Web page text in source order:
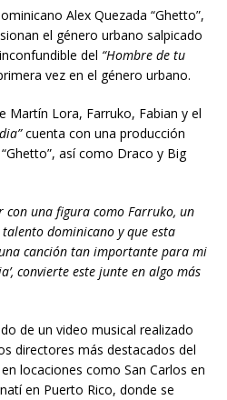
Alex Quezada “Ghetto”,
el género urbano salpicado
del “Hombre de tu
vez en el género urbano.
Martín Lora, Farruko, Fabian y el
cuenta con una producción
así como Draco y Big
con una figura como Farruko, un
dominicano y que esta
canción tan importante para mi
convierte este junte en algo más
de un video musical realizado
directores más destacados del
locaciones como San Carlos en
en Puerto Rico, donde se